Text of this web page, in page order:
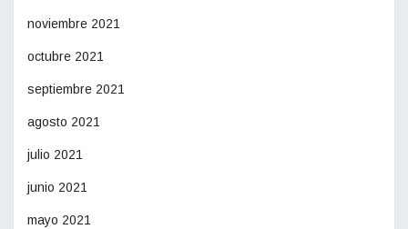
noviembre 2021
octubre 2021
septiembre 2021
agosto 2021
julio 2021
junio 2021
mayo 2021